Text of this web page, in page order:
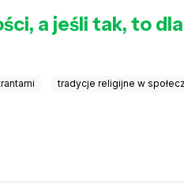
a jeśli tak, to
tradycje religijne w